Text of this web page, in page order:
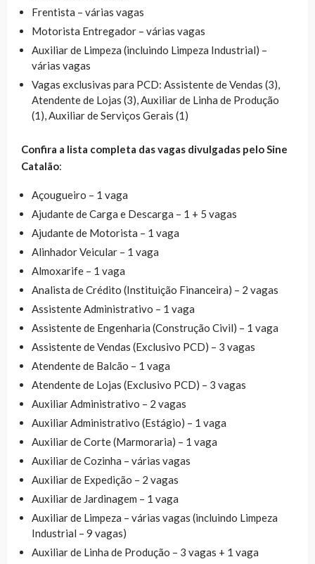
Frentista – várias vagas
Motorista Entregador – várias vagas
Auxiliar de Limpeza (incluindo Limpeza Industrial) –
várias vagas
Vagas exclusivas para PCD: Assistente de Vendas (3),
Atendente de Lojas (3), Auxiliar de Linha de Produção
(1), Auxiliar de Serviços Gerais (1)
Confira a lista completa das vagas divulgadas pelo Sine
Catalão:
Açougueiro – 1 vaga
Ajudante de Carga e Descarga – 1 + 5 vagas
Ajudante de Motorista – 1 vaga
Alinhador Veicular – 1 vaga
Almoxarife – 1 vaga
Analista de Crédito (Instituição Financeira) – 2 vagas
Assistente Administrativo – 1 vaga
Assistente de Engenharia (Construção Civil) – 1 vaga
Assistente de Vendas (Exclusivo PCD) – 3 vagas
Atendente de Balcão – 1 vaga
Atendente de Lojas (Exclusivo PCD) – 3 vagas
Auxiliar Administrativo – 2 vagas
Auxiliar Administrativo (Estágio) – 1 vaga
Auxiliar de Corte (Marmoraria) – 1 vaga
Auxiliar de Cozinha – várias vagas
Auxiliar de Expedição – 2 vagas
Auxiliar de Jardinagem – 1 vaga
Auxiliar de Limpeza – várias vagas (incluindo Limpeza
Industrial – 9 vagas)
Auxiliar de Linha de Produção – 3 vagas + 1 vaga